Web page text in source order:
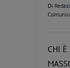
Di
CHI È